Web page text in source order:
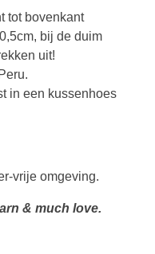
tot bovenkant
bij de duim
uit!
in een kussenhoes
vrije omgeving.
& much love.